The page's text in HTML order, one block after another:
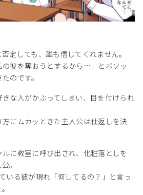
定しても、誰も信じてくれません。
彼を奪おうとするから…」とボソッ
のです。
な人がかぶってしまい、目を付けられ
にムカッときた主人公は仕返しを決
に教室に呼び出され、化粧落としを
。
いる彼が現れ「何してるの？」と言っ